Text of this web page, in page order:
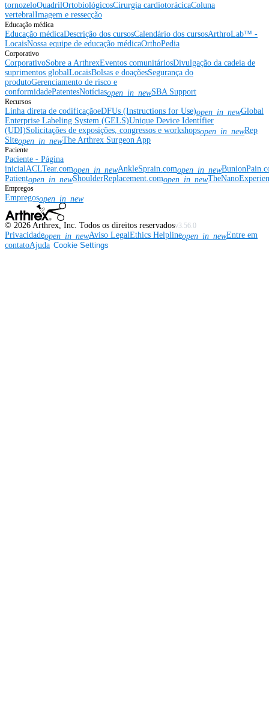
tornozeloQuadrilOrtobiológicosCirurgia cardiotorácicaColuna
vertebralImagem e ressecção
Educação médica
Educação médicaDescrição dos cursosCalendário dos cursosArthroLab™ -
LocaisNossa equipe de educação médicaOrthoPedia
Corporativo
CorporativoSobre a ArthrexEventos comunitáriosDivulgação da cadeia de
suprimentos globalLocaisBolsas e doaçõesSegurança do
produtoGerenciamento de risco e
conformidadePatentesNotíciasopen_in_newSBA Support
Recursos
Linha direta de codificaçãoeDFUs (Instructions for Use)open_in_newGlobal
Enterprise Labeling System (GELS)Unique Device Identifier
(UDI)Solicitações de exposições, congressos e workshopsopen_in_newRep
Siteopen_in_newThe Arthrex Surgeon App
Paciente
Paciente - Página
inicialACLTear.comopen_in_newAnkleSprain.comopen_in_new
Patientopen_in_newShoulderReplacement.comopen_in_new
Empregos
Empregosopen_in_new
© 2026 Arthrex, Inc. Todos os direitos reservadosv3.56.0
Privacidadeopen_in_newAviso LegalEthics Helplineopen_in_newEntre em
contatoAjuda Cookie Settings